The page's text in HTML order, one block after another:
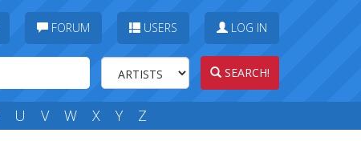
FORUM USERS LOG IN
SEARCH!
U V W X Y Z